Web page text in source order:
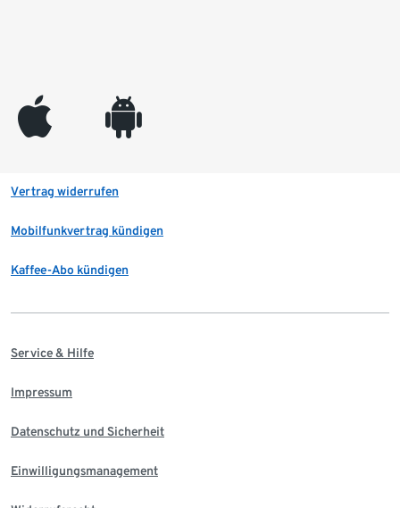
appleinc android
Vertrag widerrufen
Mobilfunkvertrag kündigen
Kaffee-Abo kündigen
Service & Hilfe
Impressum
Datenschutz und Sicherheit
Einwilligungsmanagement